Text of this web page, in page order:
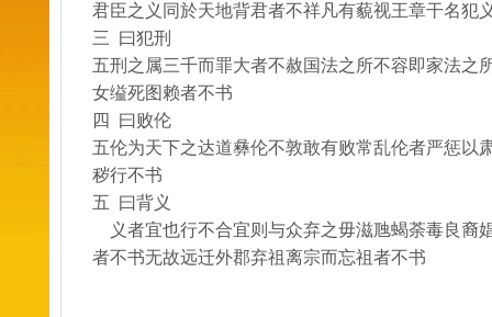
君臣之义同於天地背君者不祥凡有藐视王章干名犯
三 曰犯刑
五刑之属三千而罪大者不赦国法之所不容即家法之
女缢死图赖者不书
四 曰败伦
五伦为天下之达道彝伦不敦敢有败常乱伦者严惩以
秽行不书
五 曰背义
义者宜也行不合宜则与众弃之毋滋虺蝎荼毒良裔
者不书无故远迁外郡弃祖离宗而忘祖者不书